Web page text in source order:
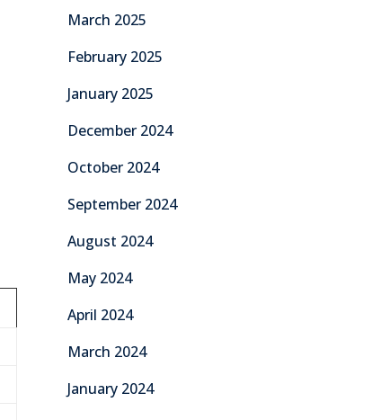
March 2025
February 2025
January 2025
December 2024
October 2024
September 2024
August 2024
May 2024
April 2024
March 2024
January 2024